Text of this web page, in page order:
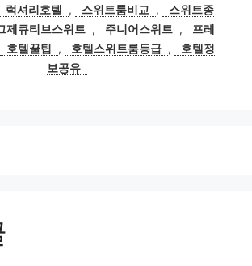
럭셔리호텔 , 스위트룸비교 ,
스위트종
제큐티브스위트 , 주니어스위트 ,
프레
호텔꿀팁 , 호텔스위트룸등급 ,
호텔정
보공유